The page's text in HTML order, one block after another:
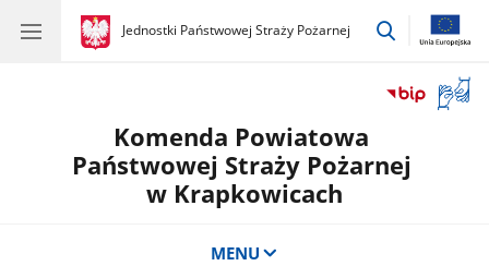
gov.pl
Jednostki Państwowej Straży Pożarnej
gov.pl
Jednostki
przejdź
okno
Komenda Powiatowa
Państwowej Straży Pożarnej
w Krapkowicach
MENU